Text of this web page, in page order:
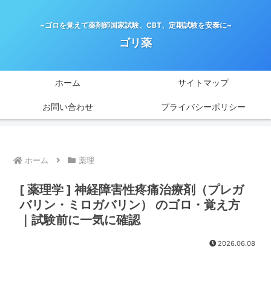
~ゴロを覚えて薬剤師国家試験、CBT、定期試験を安泰に~
ゴリ薬
ホーム サイトマップ
お問い合わせ プライバシーポリシー
ホーム 薬理
[ 薬理学 ] 神経障害性疼痛治療剤（プレガ
バリン・ミロガバリン） のゴロ・覚え方
｜試験前に一気に確認
2026.06.08